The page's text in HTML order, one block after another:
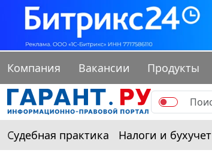
Компания Вакансии Продукты
Судебная практика Налоги и бухучет